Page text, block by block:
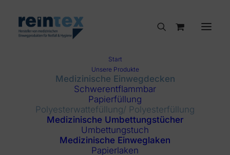
Start
Unsere Produkte
Medizinische Einwegdecken
Schwerentflammbar
Papierfüllung
Polyesterwattefüllung/ Polyesterfüllung
Medizinische Umbettungstücher
Umbettungstuch
Medizinische Einweglaken
Papierlaken
Medizinische Einwegdecken
Polyesterwattefüllung/ Polyesterfüllung
RUB700 Einwegdecke